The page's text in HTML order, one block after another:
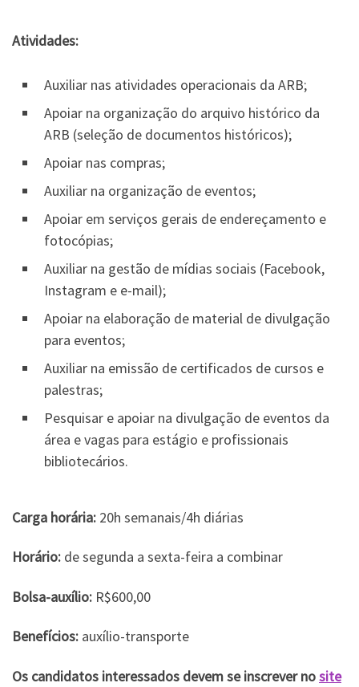
Atividades:
Auxiliar nas atividades operacionais da ARB;
Apoiar na organização do arquivo histórico da
ARB (seleção de documentos históricos);
Apoiar nas compras;
Auxiliar na organização de eventos;
Apoiar em serviços gerais de endereçamento e
fotocópias;
Auxiliar na gestão de mídias sociais (Facebook,
Instagram e e-mail);
Apoiar na elaboração de material de divulgação
para eventos;
Auxiliar na emissão de certificados de cursos e
palestras;
Pesquisar e apoiar na divulgação de eventos da
área e vagas para estágio e profissionais
bibliotecários.
Carga horária: 20h semanais/4h diárias
Horário: de segunda a sexta-feira a combinar
Bolsa-auxílio: R$600,00
Benefícios: auxílio-transporte
Os candidatos interessados devem se inscrever nosite